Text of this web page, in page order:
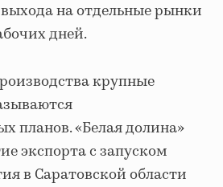
на отдельные рынки
дней.
крупные
планов. «Белая долина»
экспорта с запуском
в Саратовской области